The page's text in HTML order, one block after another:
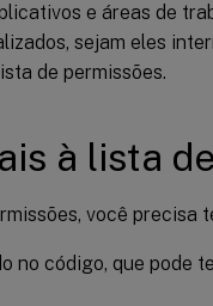
e áreas de
sejam eles
de permissões.
à lista
você precisa
no código, que pode